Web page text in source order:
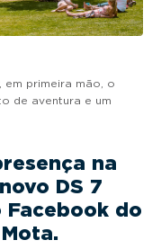
em primeira mão, o
de aventura e um
na
DS 7
Facebook do